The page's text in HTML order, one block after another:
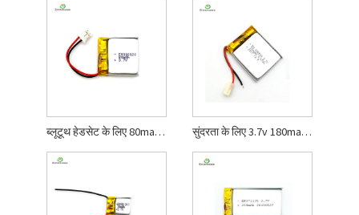
ब्लूटूथ हेडसेट के लिए 80mah ली पॉलिमर बैटरी सुंदरता के लिए 3.7v 180mah लीपो बैटरी